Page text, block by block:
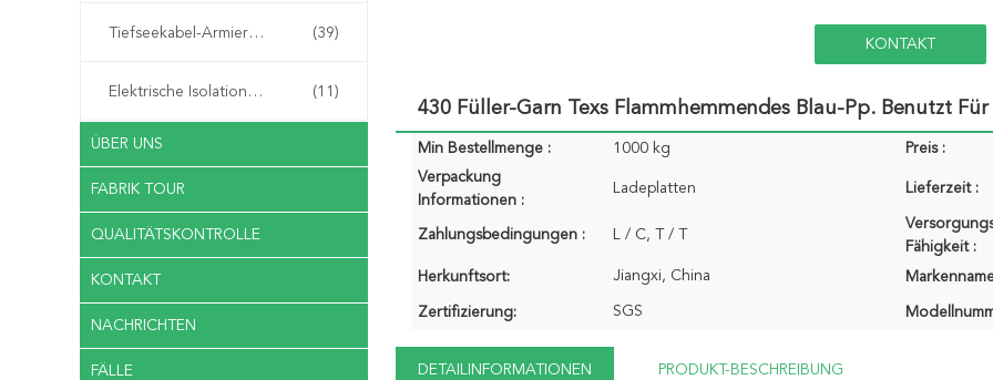
Tiefseekabel-Armierungs-Schnur (39)
Elektrische Isolationspapier (11)
ÜBER UNS
FABRIK TOUR
QUALITÄTSKONTROLLE
KONTAKT
NACHRICHTEN
FÄLLE
KONTAKT
430 Füller-Garn Texs Flammhemmendes Blau-Pp. Benutzt
Min Bestellmenge : 1000 kg
Preis :
Verpackung
Informationen :
Ladeplatten Lieferzeit :
Zahlungsbedingungen : L / C, T / T
Fähigkeit :
Herkunftsort:
Jiangxi, China
Zertifizierung: SGS
DETAILINFORMATIONEN PRODUKT-BESCHREIBUNG